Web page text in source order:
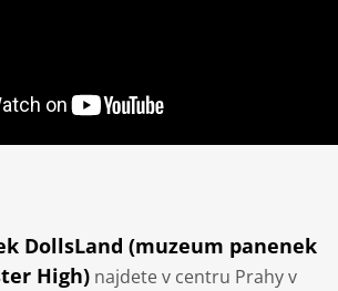
DollsLand (muzeum panenek
High) najdete v centru Prahy v